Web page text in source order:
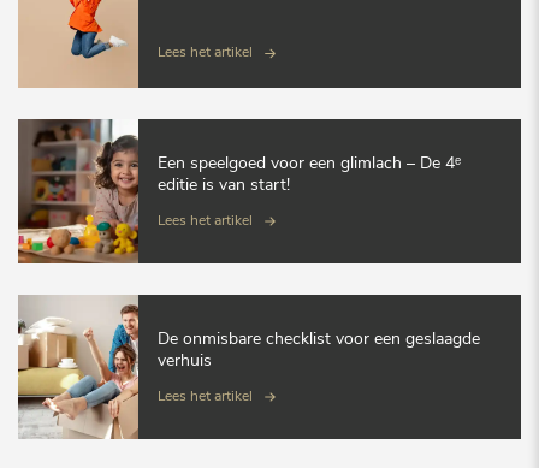
Lees het artikel
Een speelgoed voor een glimlach – De 4ᵉ
editie is van start!
Lees het artikel
De onmisbare checklist voor een geslaagde
verhuis
Lees het artikel